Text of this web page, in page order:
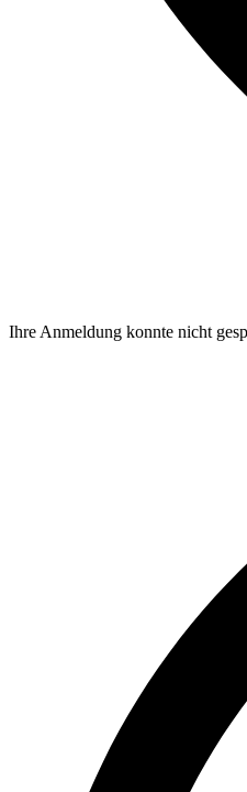
Ihre Anmeldung konnte nicht